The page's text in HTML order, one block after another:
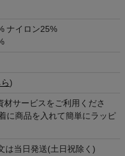
ナイロン25%
)
材サービスをご利用くださ
に商品を入れて簡単にラッピ
は当日発送(土日祝除く)